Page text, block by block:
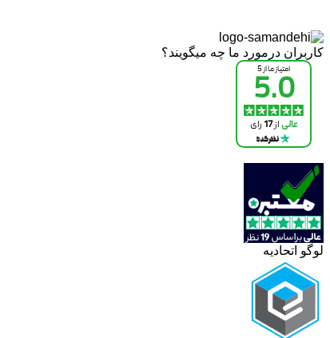
کاربران درمورد ما چه میگویند؟
لوگو اتحادیه